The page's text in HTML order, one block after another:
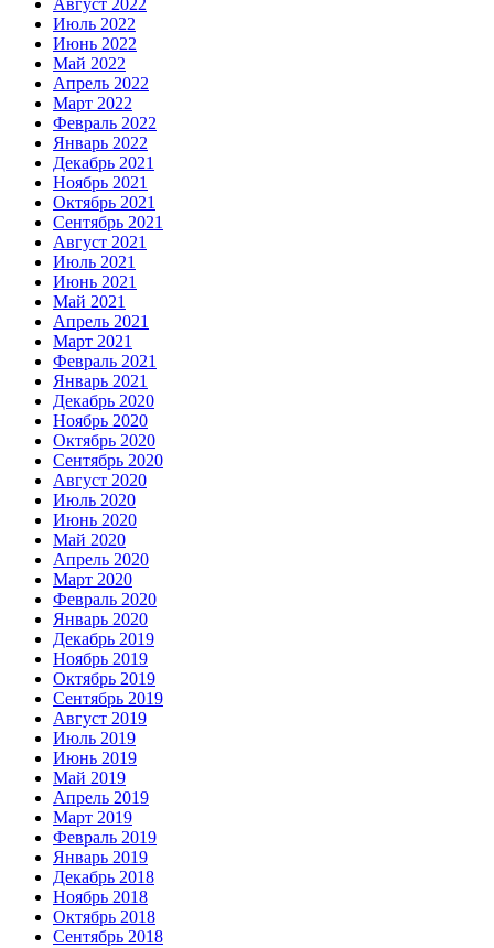
Июль 2022
Июнь 2022
Май 2022
Апрель 2022
Март 2022
Февраль 2022
Январь 2022
Декабрь 2021
Ноябрь 2021
Октябрь 2021
Сентябрь 2021
Август 2021
Июль 2021
Июнь 2021
Май 2021
Апрель 2021
Март 2021
Февраль 2021
Январь 2021
Декабрь 2020
Ноябрь 2020
Октябрь 2020
Сентябрь 2020
Август 2020
Июль 2020
Июнь 2020
Май 2020
Апрель 2020
Март 2020
Февраль 2020
Январь 2020
Декабрь 2019
Ноябрь 2019
Октябрь 2019
Сентябрь 2019
Август 2019
Июль 2019
Июнь 2019
Май 2019
Апрель 2019
Март 2019
Февраль 2019
Январь 2019
Декабрь 2018
Ноябрь 2018
Октябрь 2018
Сентябрь 2018